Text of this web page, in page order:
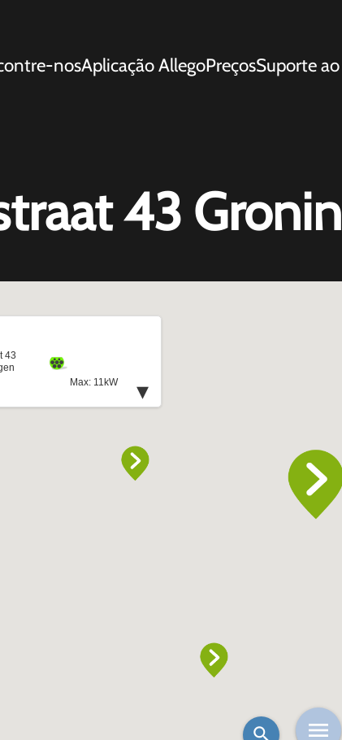
nosAplicação AllegoPreçosSuporte
43